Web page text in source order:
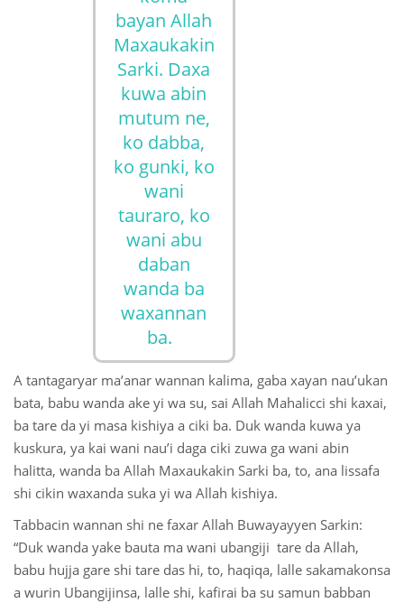
bayan Allah
Maxaukakin
Sarki. Daxa
kuwa abin
mutum ne,
ko dabba,
ko gunki, ko
wani
tauraro, ko
wani abu
daban
wanda ba
waxannan
ba.
A tantagaryar ma’anar wannan kalima, gaba xayan nau’ukan
bata, babu wanda ake yi wa su, sai Allah Mahalicci shi kaxai,
ba tare da yi masa kishiya a ciki ba. Duk wanda kuwa ya
kuskura, ya kai wani nau’i daga ciki zuwa ga wani abin
halitta, wanda ba Allah Maxaukakin Sarki ba, to, ana lissafa
shi cikin waxanda suka yi wa Allah kishiya.
Tabbacin wannan shi ne faxar Allah Buwayayyen Sarkin:
“Duk wanda yake bauta ma wani ubangiji tare da Allah,
babu hujja gare shi tare das hi, to, haqiqa, lalle sakamakonsa
a wurin Ubangijinsa, lalle shi, kafirai ba su samun babban